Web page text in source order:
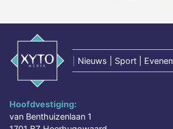
Nieuws | Sport |
Hoofdvestiging:
van Benthuizenlaan 1